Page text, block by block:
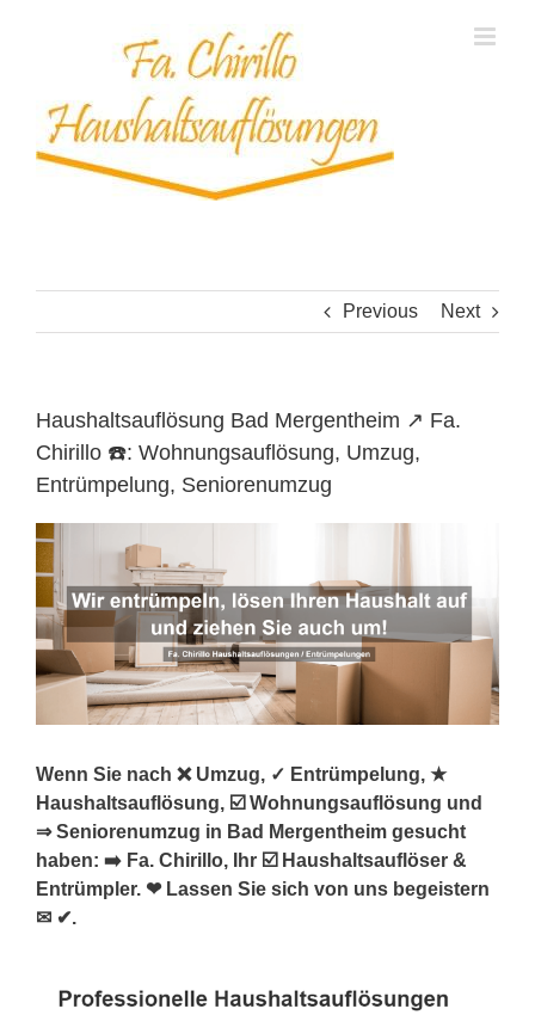
Previous Next
Haushaltsauflösung Bad Mergentheim ↗️ Fa.
Chirillo ☎️: Wohnungsauflösung, Umzug,
Entrümpelung, Seniorenumzug
Wenn Sie nach ❌ Umzug, ✓ Entrümpelung, ★
Haushaltsauflösung, ☑️ Wohnungsauflösung und
⇒ Seniorenumzug in Bad Mergentheim gesucht
haben: ➡️ Fa. Chirillo, Ihr ☑️ Haushaltsauflöser &
Entrümpler. ❤ Lassen Sie sich von uns begeistern
✉ ✔.